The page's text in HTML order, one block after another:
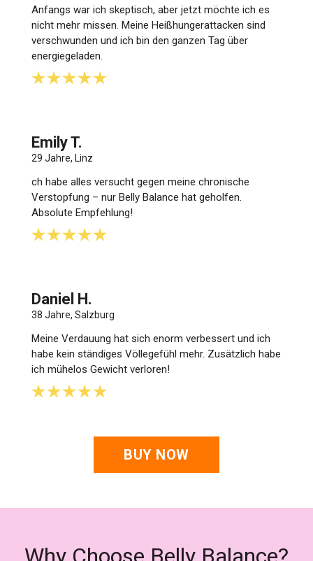
Anfangs war ich skeptisch, aber jetzt möchte ich es
nicht mehr missen. Meine Heißhungerattacken sind
verschwunden und ich bin den ganzen Tag über
energiegeladen.
Emily T.
29 Jahre, Linz
ch habe alles versucht gegen meine chronische
Verstopfung – nur Belly Balance hat geholfen.
Absolute Empfehlung!
Daniel H.
38 Jahre, Salzburg
Meine Verdauung hat sich enorm verbessert und ich
habe kein ständiges Völlegefühl mehr. Zusätzlich habe
ich mühelos Gewicht verloren!
BUY NOW